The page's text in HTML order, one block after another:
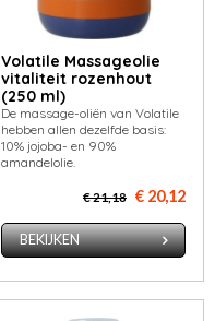
Volatile Massageolie
vitaliteit rozenhout
(250 ml)
De massage-oliën van Volatile
hebben allen dezelfde basis:
10% jojoba- en 90%
amandelolie.
€ 21,18 € 20,12
BEKIJKEN